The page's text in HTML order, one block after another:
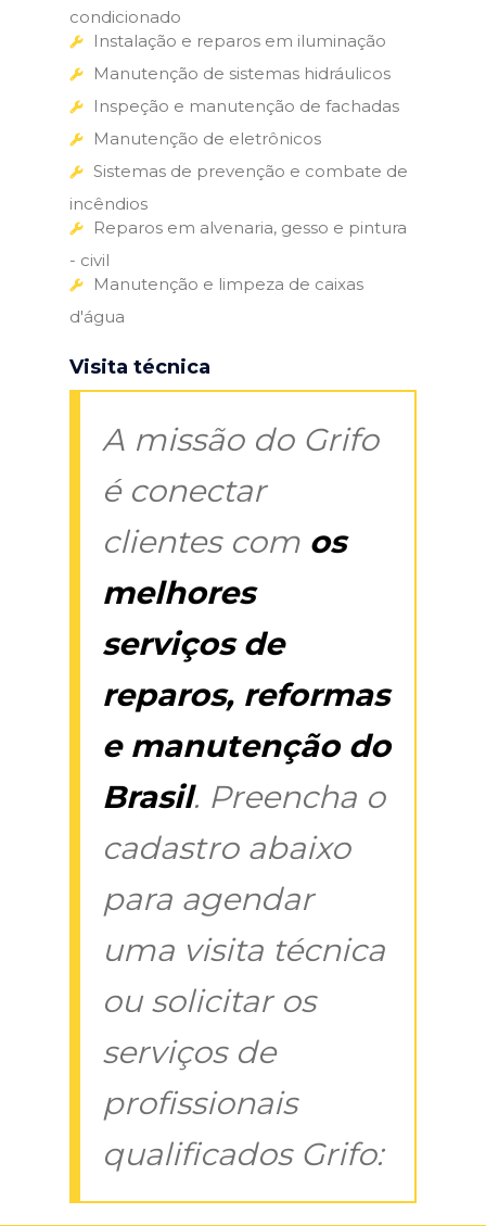
condicionado
Instalação e reparos em iluminação
Manutenção de sistemas hidráulicos
Inspeção e manutenção de fachadas
Manutenção de eletrônicos
Sistemas de prevenção e combate de
incêndios
Reparos em alvenaria, gesso e pintura
- civil
Manutenção e limpeza de caixas
d'água
Visita técnica
A missão do Grifo
é conectar
clientes com os
melhores
serviços de
reparos, reformas
e manutenção do
Brasil. Preencha o
cadastro abaixo
para agendar
uma visita técnica
ou solicitar os
serviços de
profissionais
qualificados Grifo: